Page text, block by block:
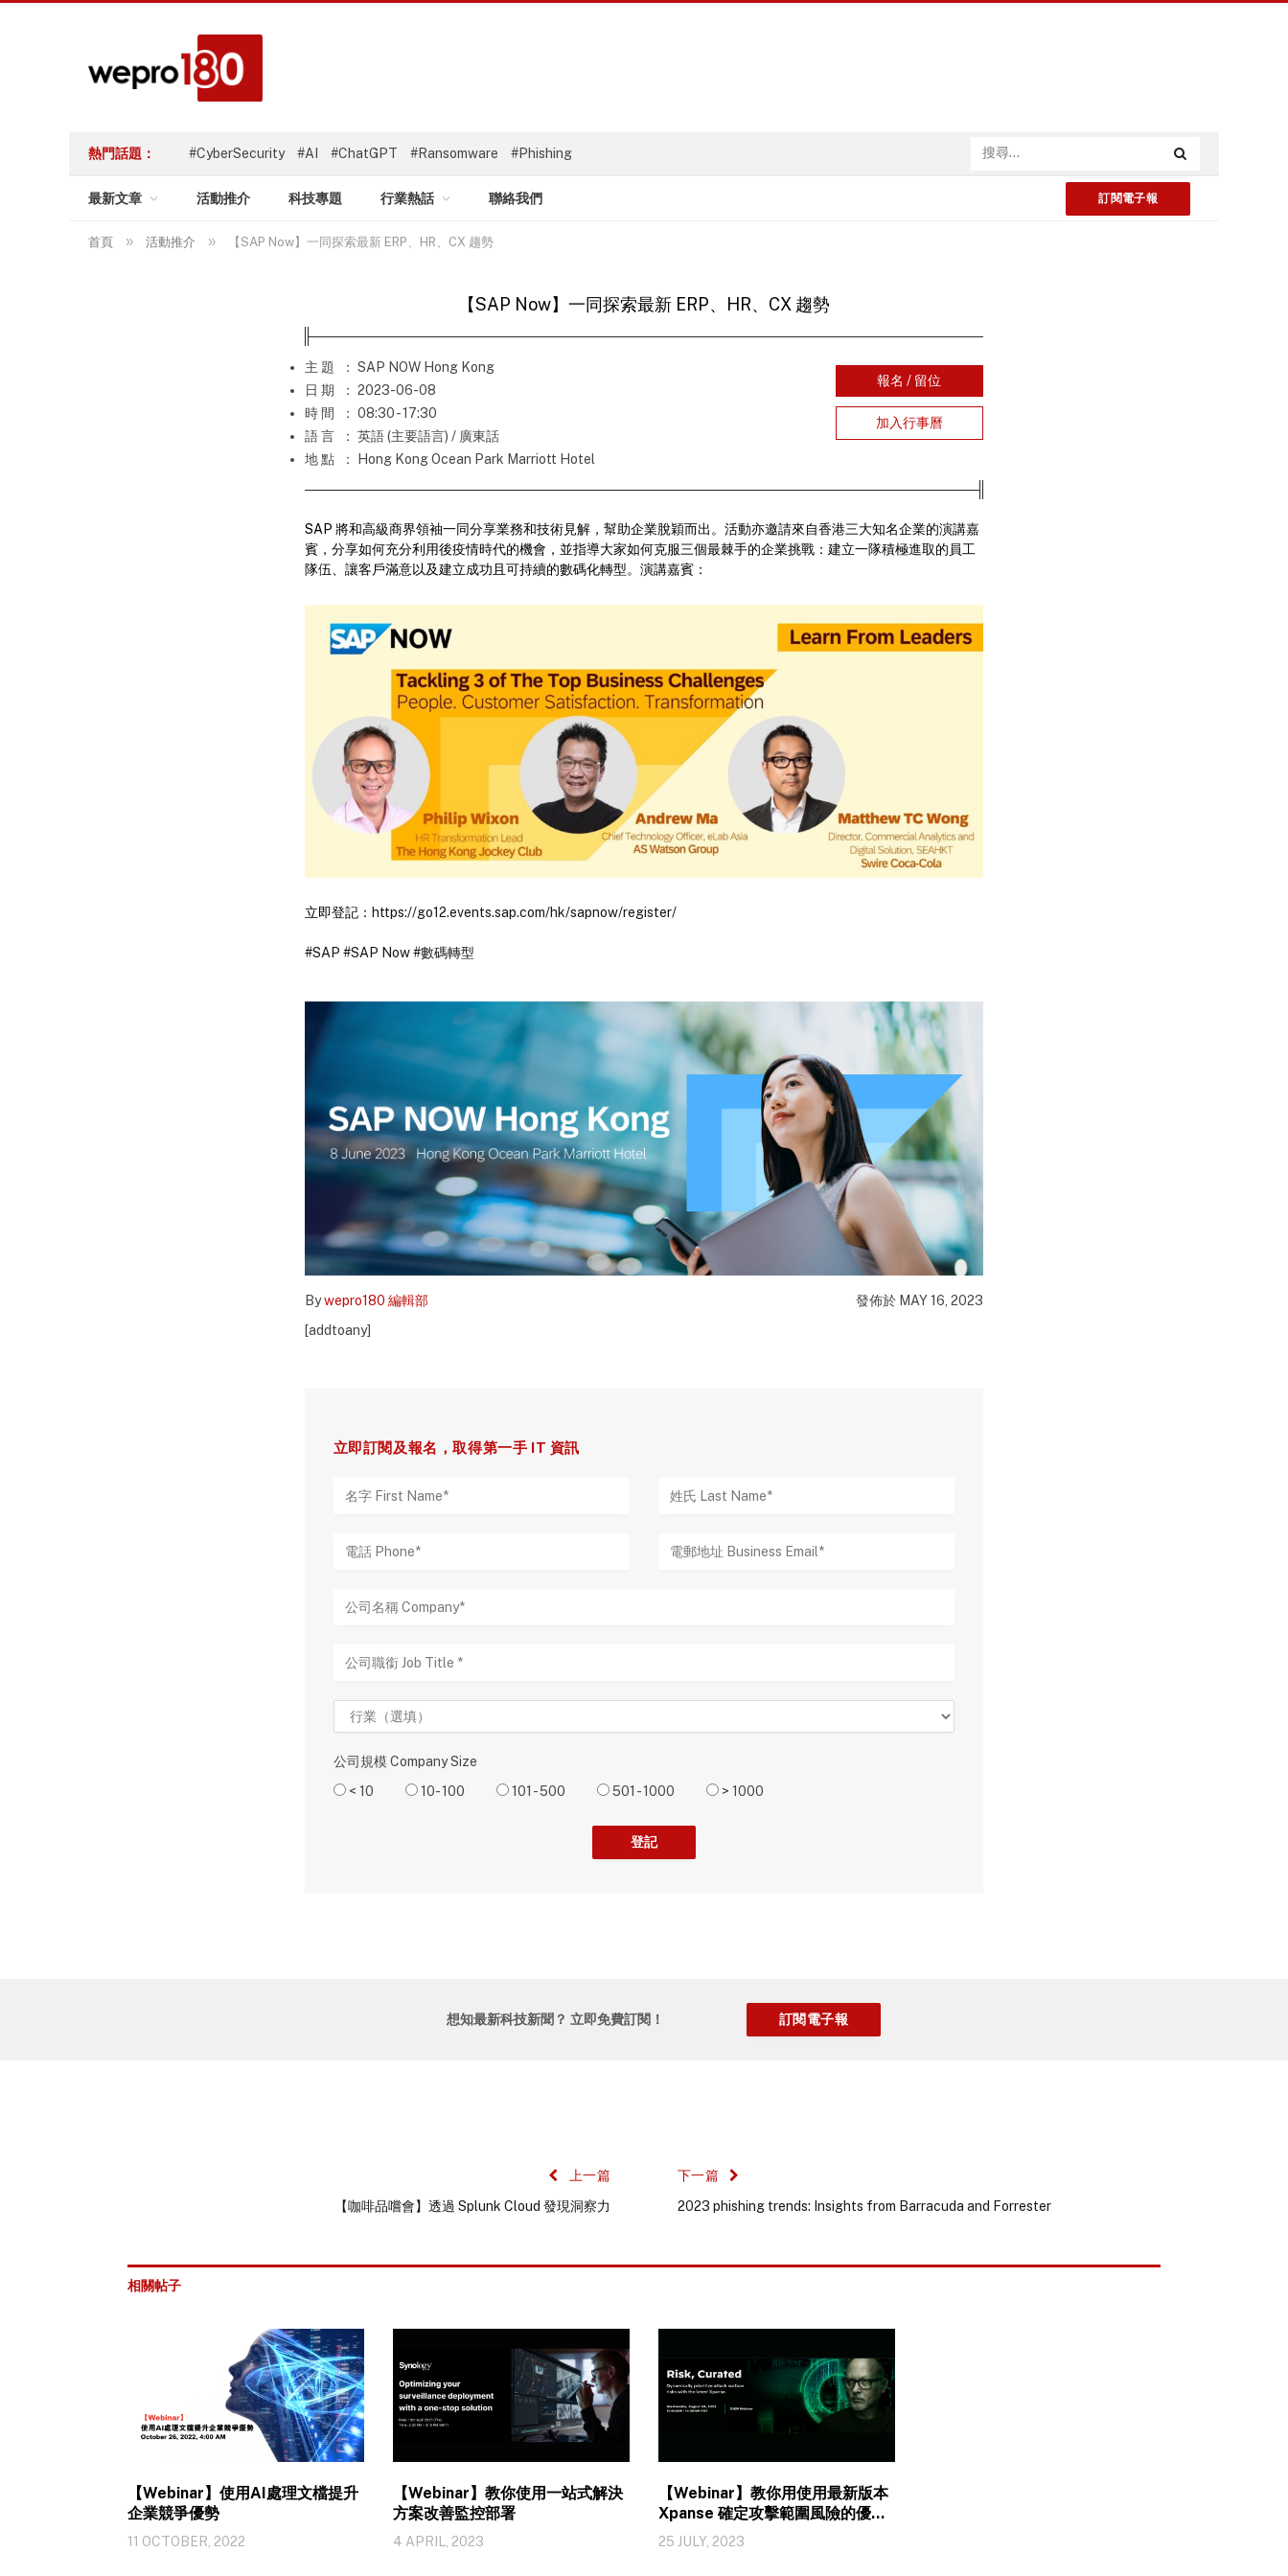
熱門話題： #CyberSecurity #AI #ChatGPT #Ransomware #Phishing
最新文章 活動推介 科技專題 行業熱話 聯絡我們 訂閱電子報
首頁 » 活動推介 » 【SAP Now】一同探索最新 ERP、HR、CX 趨勢
【SAP Now】一同探索最新 ERP、HR、CX 趨勢
主 題
： SAP NOW Hong Kong
日 期
： 2023-06-08
時 間
： 08:30 - 17:30
語 言
： 英語 (主要語言) / 廣東話
地 點
： Hong Kong Ocean Park Marriott Hotel
報名 / 留位
加入行事曆
SAP 將和高級商界領袖一同分享業務和技術見解，幫助企業脫穎而出。活動亦邀請來自香港三大知名企業的演講嘉
賓，分享如何充分利用後疫情時代的機會，並指導大家如何克服三個最棘手的企業挑戰：建立一隊積極進取的員工
隊伍、讓客戶滿意以及建立成功且可持續的數碼化轉型。演講嘉賓：
立即登記： https://go12.events.sap.com/hk/sapnow/register/
#SAP #SAP Now #數碼轉型
Bywepro180 編輯部
發佈於 MAY 16, 2023
[addtoany]
立即訂閱及報名，取得第一手 IT 資訊
公司規模 Company Size
< 10
10- 100 101 - 500 501 - 1000 > 1000
想知最新科技新聞？ 立即免費訂閱！
上一篇
【咖啡品嚐會】透過 Splunk Cloud 發現洞察力
下一篇
2023 phishing trends: Insights from Barracuda and Forrester
相關帖子
【Webinar】使用AI處理文檔提升
企業競爭優勢
11 OCTOBER, 2022
【Webinar】教你使用一站式解決
方案改善監控部署
4 APRIL, 2023
【Webinar】教你用使用最新版本
Xpanse 確定攻擊範圍風險的優先
級。
25 JULY, 2023